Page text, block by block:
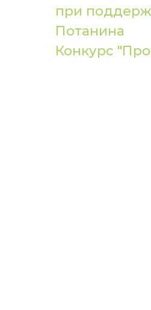
при
Потанина
Конкурс